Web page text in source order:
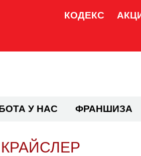
КОДЕКС
У НАС ФРАНШИЗА